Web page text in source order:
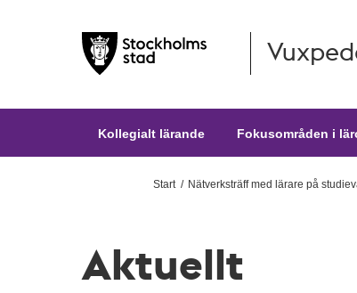
Hoppa till huvudinnehållet
Kollegialt lärande Fokusområden i
Start Nätverksträff med lärare på
Aktuellt